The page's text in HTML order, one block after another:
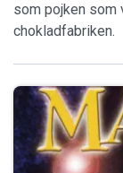
som pojken som
chokladfabriken.